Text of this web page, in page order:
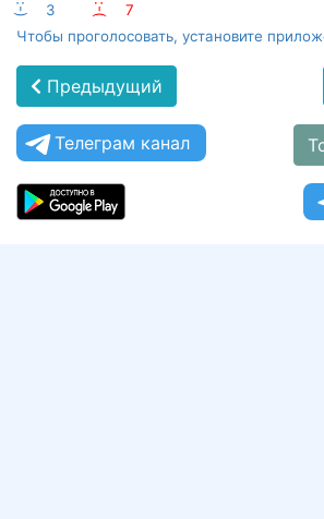
:-) 3 :-(
7
Чтобы проголосовать, установите
Предыдущий
Телеграм канал